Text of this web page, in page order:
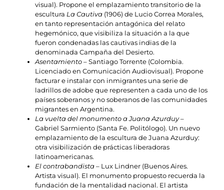
visual). Propone el emplazamiento transitorio de la
escultura La Cautiva (1906) de Lucio Correa Morales,
en tanto representación antagónica del relato
hegemónico, que visibiliza la situación a la que
fueron condenadas las cautivas indias de la
denominada Campaña del Desierto.
Asentamiento– Santiago Torrente (Colombia.
Licenciado en Comunicación Audiovisual). Propone
facturar e instalar con inmigrantes una serie de
ladrillos de adobe que representen a cada uno de los
países soberanos y no soberanos de las comunidades
migrantes en Argentina.
La vuelta del monumento a Juana Azurduy–
Gabriel Sarmiento (Santa Fe. Politólogo). Un nuevo
emplazamiento de la escultura de Juana Azurduy:
otra visibilización de prácticas liberadoras
latinoamericanas.
El contrabandista– Lux Lindner (Buenos Aires.
Artista visual). El monumento propuesto recuerda la
fundación de la mentalidad nacional. El artista